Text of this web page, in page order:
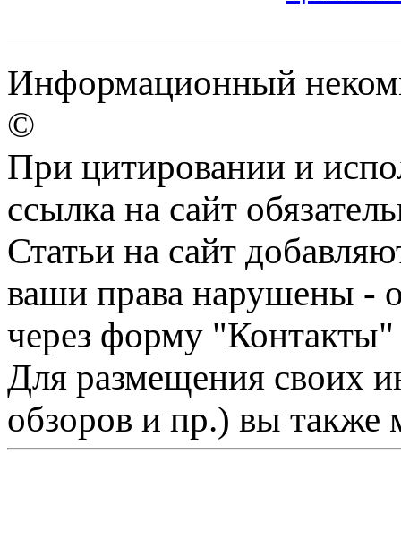
Информационный
©
При цитировании и
ссылка на сайт
Статьи на сайт
ваши права нарушены -
через форму "Контакты"
Для размещения своих
обзоров и пр.) вы также